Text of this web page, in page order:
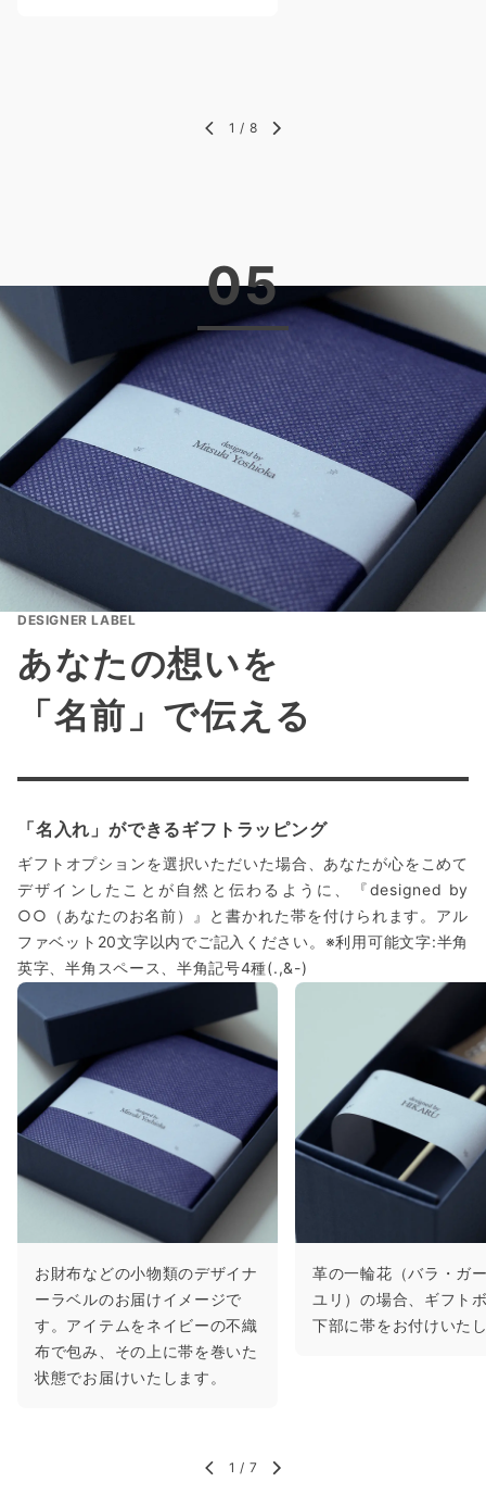
1 / 8
05
DESIGNER LABEL
あなたの想いを
「名前」で伝える
「名入れ」ができるギフトラッピング
ギフトオプションを選択いただいた場合、あなたが心をこめて
デザインしたことが自然と伝わるように、『designed by
○○（あなたのお名前）』と書かれた帯を付けられます。アル
ファベット20文字以内でご記入ください。※利用可能文字:半角
英字、半角スペース、半角記号4種(.,&-)
お財布などの小物類のデザイナ
ーラベルのお届けイメージで
す。アイテムをネイビーの不織
布で包み、その上に帯を巻いた
状態でお届けいたします。
革の一輪花（バラ・ガ
ユリ）の場合、ギフト
下部に帯をお付けいた
1 / 7